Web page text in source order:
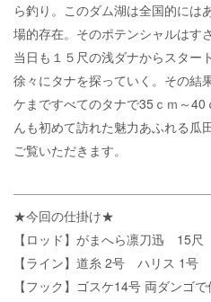
ら釣り。このダム湖は全国的には
場的存在。そのポテンシャルはす
当日も１５尺の浅ダナからスター
徐々にタナを探っていく。その結
ケまですべてのタナで35ｃｍ～40
んも初めて訪れた魅力あふれる瓜
ご覧いただきます。
★今回の仕掛け★
【ロッド】がまへら凛刀迅 15尺
【ライン】道糸 2号 ハリス 1号
【フック】ゴスケ14号 両ダンゴで